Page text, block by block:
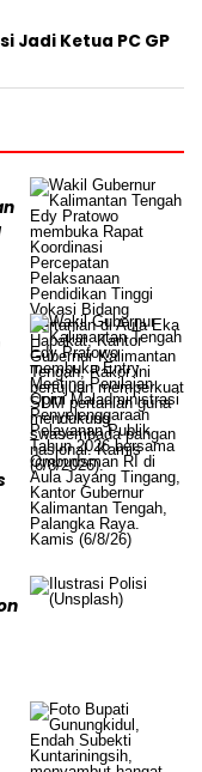
Jadi Ketua PC GP